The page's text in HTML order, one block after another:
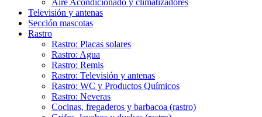
Televisión y antenas
Sección mascotas
Rastro
Rastro: Placas solares
Rastro: Agua
Rastro: Remis
Rastro: Televisión y antenas
Rastro: WC y Productos Químicos
Rastro: Neveras
Cocinas, fregaderos y barbacoa (rastro)